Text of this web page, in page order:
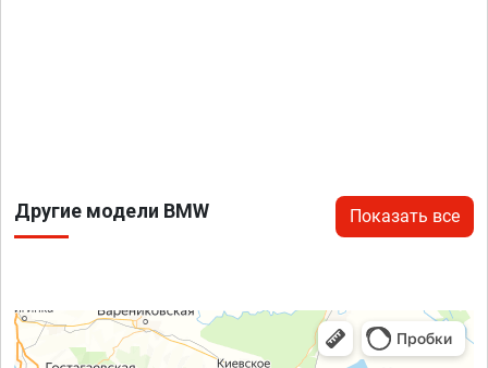
Другие модели BMW Показать все